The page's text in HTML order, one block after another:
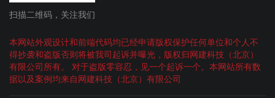
扫描二维码，关注我们
本网站外观设计和前端代码均已经申请版权保护任何单位和个人不
得抄袭和盗版否则将被我司起诉并曝光，版权归网建科技（北京）
有限公司所有。 对于盗版零容忍，见一个起诉一个。本网站所有数
据以及案例均来自网建科技（北京）有限公司